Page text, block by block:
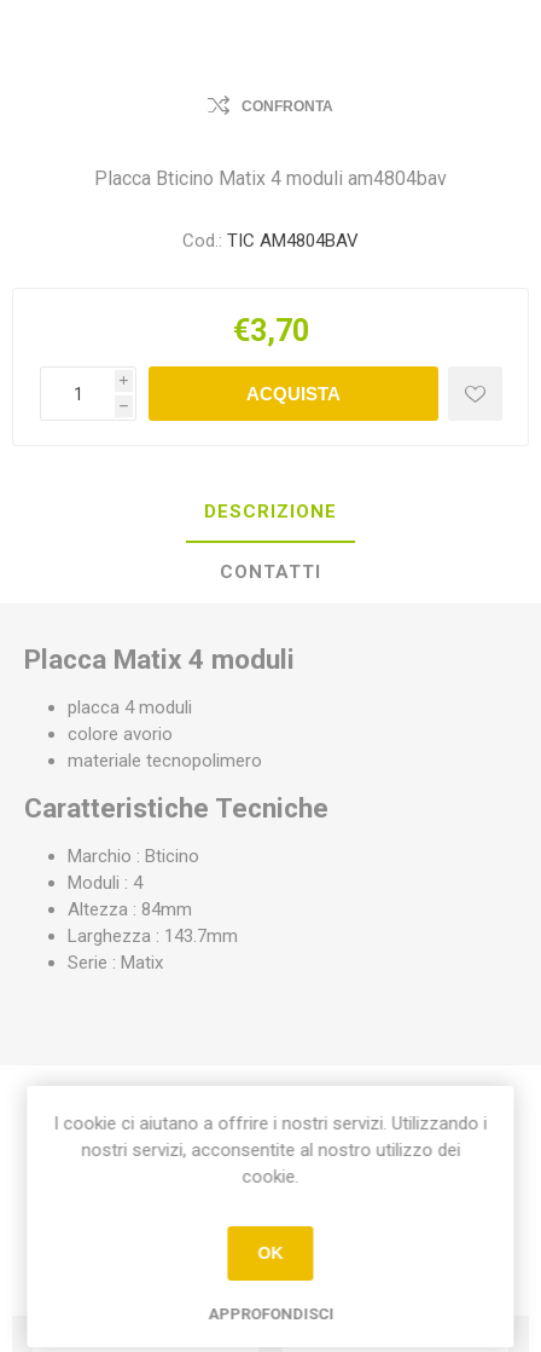
CONFRONTA
Placca Bticino Matix 4 moduli am4804bav
Cod.: TIC AM4804BAV
€3,70
i
h
ACQUISTA
DESCRIZIONE
CONTATTI
Placca Matix 4 moduli
placca 4 moduli
colore avorio
materiale tecnopolimero
Caratteristiche Tecniche
Marchio : Bticino
Moduli : 4
Altezza : 84mm
Larghezza : 143.7mm
Serie : Matix
Etichetta del prodotto
I cookie ci aiutano a offrire i nostri servizi. Utilizzando i
nostri servizi, acconsentite al nostro utilizzo dei
cookie.
OK
APPROFONDISCI